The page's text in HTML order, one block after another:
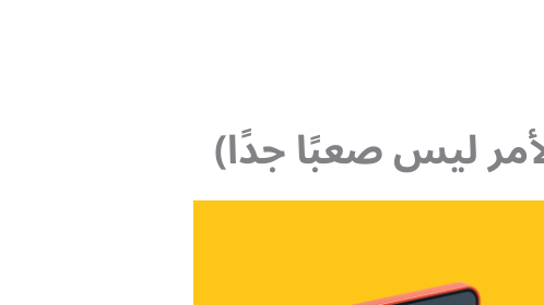
ليس صعبًا جدًا)